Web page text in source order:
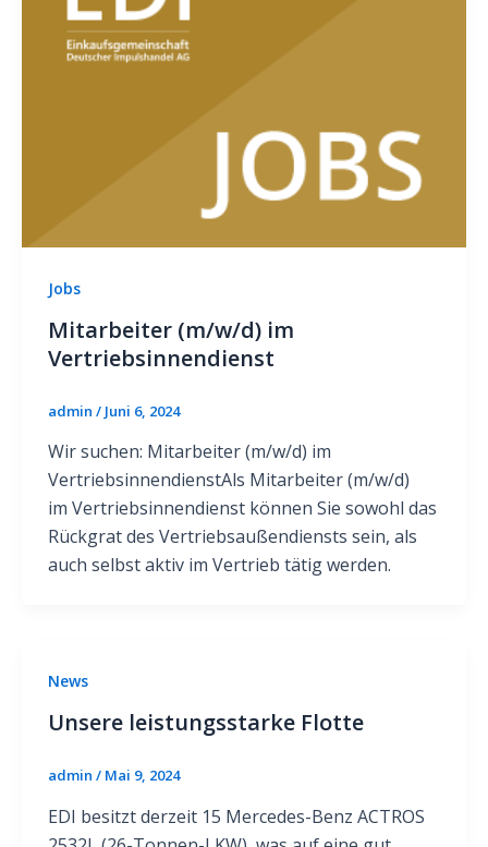
Jobs
Mitarbeiter (m/w/d) im
Vertriebsinnendienst
admin / Juni 6, 2024
Wir suchen: Mitarbeiter (m/w/d) im
VertriebsinnendienstAls Mitarbeiter (m/w/d)
im Vertriebsinnendienst können Sie sowohl das
Rückgrat des Vertriebsaußendiensts sein, als
auch selbst aktiv im Vertrieb tätig werden.
News
Unsere leistungsstarke Flotte
admin / Mai 9, 2024
EDI besitzt derzeit 15 Mercedes-Benz ACTROS